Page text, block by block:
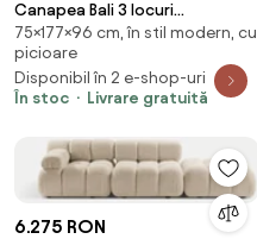
Canapea Bali 3 locuri
velvet/picioare gold L177 cm
75×177×96 cm, în stil modern, cu
picioare
Disponibil în 2 e-shop-uri
În stoc
Livrare gratuită
6.275 RON